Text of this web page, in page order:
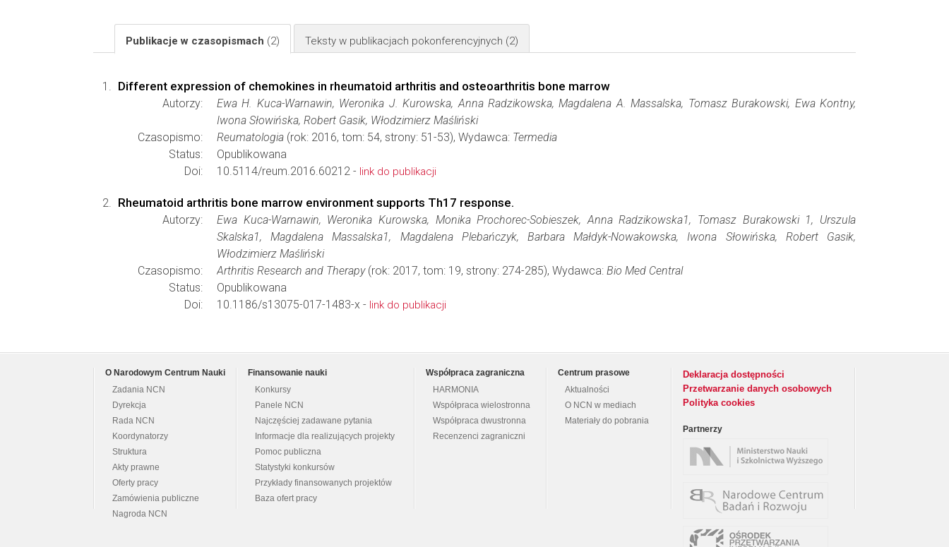
Publikacje w czasopismach (2) Teksty w publikacjach pokonferencyjnych (2)
Different expression of chemokines in rheumatoid arthritis and osteoarthritis bone marrow
Autorzy:
Ewa H. Kuca-Warnawin, Weronika J. Kurowska, Anna Radzikowska, Magdalena A. Massalska, Tomasz Burakowski, Ewa Kontny,
Iwona Słowińska, Robert Gasik, Włodzimierz Maśliński
Czasopismo:
Reumatologia (rok: 2016, tom: 54, strony: 51-53), Wydawca: Termedia
Status:
Opublikowana
Doi:
10.5114/reum.2016.60212 - link do publikacji
Rheumatoid arthritis bone marrow environment supports Th17 response.
Autorzy:
Ewa Kuca-Warnawin, Weronika Kurowska, Monika Prochorec-Sobieszek, Anna Radzikowska1, Tomasz Burakowski 1, Urszula
Skalska1, Magdalena Massalska1, Magdalena Plebańczyk, Barbara Małdyk-Nowakowska, Iwona Słowińska, Robert Gasik,
Włodzimierz Maśliński
Czasopismo:
Arthritis Research and Therapy(rok: 2017, tom: 19, strony: 274-285), Wydawca: Bio Med Central
Status:
Opublikowana
Doi:
10.1186/s13075-017-1483-x - link do publikacji
O Narodowym Centrum Nauki
Zadania NCN
Dyrekcja
Rada NCN
Koordynatorzy
Struktura
Akty prawne
Oferty pracy
Zamówienia publiczne
Nagroda NCN
Finansowanie nauki
Konkursy
Panele NCN
Najczęściej zadawane pytania
Informacje dla realizujących projekty
Pomoc publiczna
Statystyki konkursów
Przykłady finansowanych projektów
Baza ofert pracy
Współpraca zagraniczna
HARMONIA
Współpraca wielostronna
Współpraca dwustronna
Recenzenci zagraniczni
Centrum prasowe
Aktualności
O NCN w mediach
Materiały do pobrania
Deklaracja dostępności
Przetwarzanie danych osobowych
Polityka cookies
Partnerzy